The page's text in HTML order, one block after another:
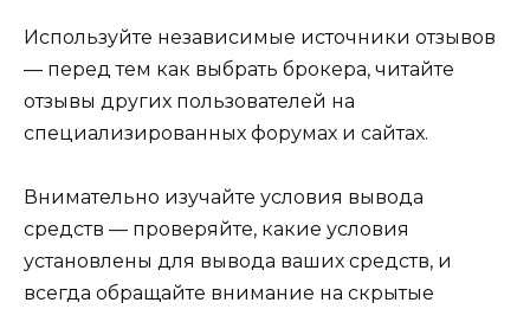
Используйте независимые источники отзывов
— перед тем как выбрать брокера, читайте
отзывы других пользователей на
специализированных форумах и сайтах.
Внимательно изучайте условия вывода
средств — проверяйте, какие условия
установлены для вывода ваших средств, и
всегда обращайте внимание на скрытые